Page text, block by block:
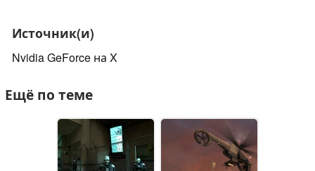
Источник(и)
Nvidia GeForce на X
Ещё по теме